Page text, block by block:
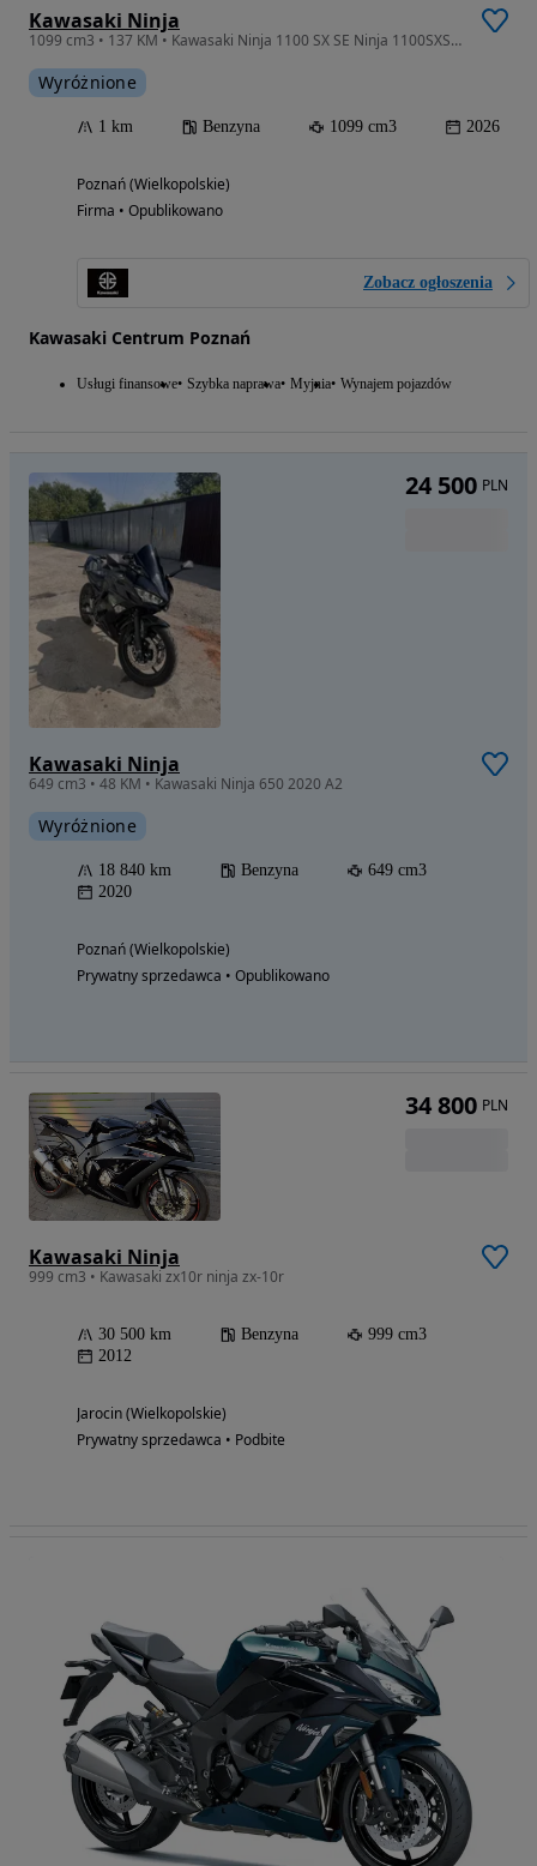
Kawasaki Ninja
1099 cm3 • 137 KM • Kawasaki Ninja 1100 SX SE Ninja 1100SXSE 2026 KUFRY BOCZNE GRATIS
Wyróżnione
1 km Benzyna 1099 cm3 2026
Poznań (Wielkopolskie)
Firma • Opublikowano
Zobacz ogłoszenia
Kawasaki Centrum Poznań
Usługi finansowe Szybka naprawa Myjnia Wynajem pojazdów
Kawasaki Ninja
649 cm3 • 48 KM • Kawasaki Ninja 650 2020 A2
Wyróżnione
18 840 km Benzyna
649 cm3
2020
Poznań (Wielkopolskie)
Prywatny sprzedawca • Opublikowano
24 500 PLN
Kawasaki Ninja
999 cm3 • Kawasaki zx10r ninja zx-10r
30 500 km Benzyna
999 cm3
2012
Jarocin (Wielkopolskie)
Prywatny sprzedawca • Podbite
34 800 PLN